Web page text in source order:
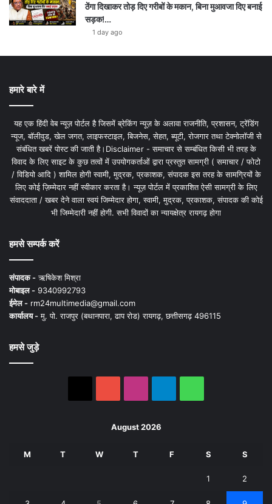
ठेंगा दिखाकर तोड़ दिए गरीबों के मकान, बिना मुआवजा दिए बनाई
सड़क!…
1 day ago
हमारे बारे में
यह एक हिंदी वेब न्यूज़ पोर्टल है जिसमें ब्रेकिंग न्यूज़ के अलावा राजनीति, प्रशासन, ट्रेंडिंग
न्यूज, बॉलीवुड, खेल जगत, लाइफस्टाइल, बिजनेस, सेहत, ब्यूटी, रोजगार तथा टेक्नोलॉजी से
संबंधित खबरें पोस्ट की जाती है।Disclaimer - समाचार से सम्बंधित किसी भी तरह के
विवाद के लिए साइट के कुछ तत्वों में उपयोगकर्ताओं द्वारा प्रस्तुत सामग्री ( समाचार / फोटो
/ विडियो आदि ) शामिल होगी स्वामी, मुद्रक, प्रकाशक, संपादक इस तरह के सामग्रियों के
लिए कोई ज़िम्मेदार नहीं स्वीकार करता है। न्यूज़ पोर्टल में प्रकाशित ऐसी सामग्री के लिए
संवाददाता / खबर देने वाला स्वयं जिम्मेदार होगा, स्वामी, मुद्रक, प्रकाशक, संपादक की कोई
भी जिम्मेदारी नहीं होगी. सभी विवादों का न्यायक्षेत्र रायगढ़ होगा
हमसे सम्पर्क करें
संपादक -ऋषिकेश मिश्रा
मोबाइल - 9340992793
ईमेल - rm24multimedia@gmail.com
कार्यालय -मु. पो. राजपुर (बथानपारा, ढाप रोड) रायगढ़, छत्तीसगढ़ 496115
हमसे जुड़े
August 2026
M T W T F S S
1 2